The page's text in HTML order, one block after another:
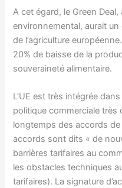
A cet égard, le Green
environnemental, aurait
de l’agriculture
20% de baisse de la
souveraineté alimentaire.
L’UE est très intégrée
politique commerciale très
longtemps des accords
accords sont dits « de
barrières tarifaires au
les obstacles techniques
tarifaires). La signature